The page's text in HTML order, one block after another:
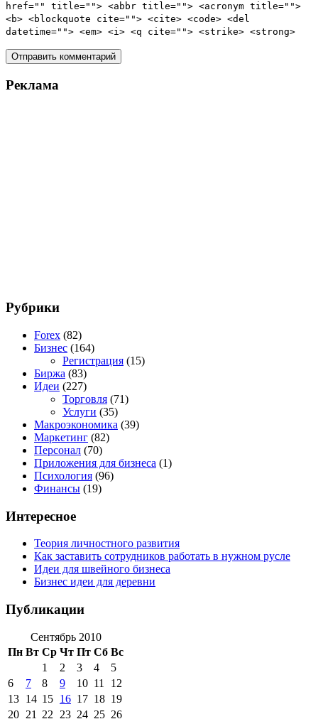
href="" title=""> <abbr title=""> <acronym title="">
<b> <blockquote cite=""> <cite> <code> <del
datetime=""> <em> <i> <q cite=""> <strike> <strong>
Реклама
Рубрики
Forex (82)
Бизнес (164)
Регистрация (15)
Биржа (83)
Идеи (227)
Торговля (71)
Услуги (35)
Макроэкономика (39)
Маркетинг (82)
Персонал (70)
Приложения для бизнеса (1)
Психология (96)
Финансы (19)
Интересное
Теория личностного развития
Как заставить сотрудников работать в нужном русле
Идеи для швейного бизнеса
Бизнес идеи для деревни
Публикации
Сентябрь 2010
Пн Вт Ср Чт Пт Сб Вс
1
2 3 4
5
6
7 8 9 10 11
12
13 14 15 16 17 18 19
20 21 22 23 24 25 26